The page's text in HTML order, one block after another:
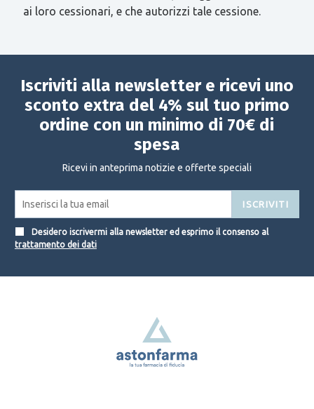
ai loro cessionari, e che autorizzi tale cessione.
Iscriviti alla newsletter e ricevi uno
sconto extra del 4% sul tuo primo
ordine con un minimo di 70€ di
spesa
Ricevi in anteprima notizie e offerte speciali
ISCRIVITI
Desidero iscrivermi alla newsletter ed esprimo il consenso al
trattamento dei dati